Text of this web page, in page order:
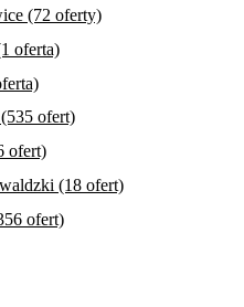
(72 oferty)
oferta)
ofert)
ofert)
(18 ofert)
ofert)